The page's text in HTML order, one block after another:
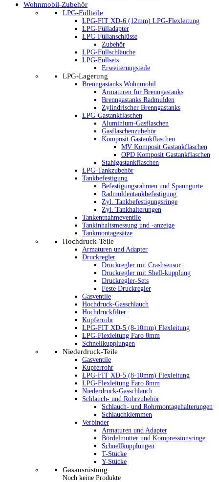
Wohnmobil-Zubehör
LPG-Füllteile
LPG-FIT XD-6 (12mm) LPG-Flexleitung
LPG-Fülladapter
LPG-Füllanschlüsse
Zubehör
LPG-Füllschläuche
LPG-Füllsets
Erweiterungsteile
LPG-Lagerung
Brenngastanks Wohnmobil
Armaturen für Brenngastanks
Brenngastanks Radmulden
Zylindrischer Brenngastanks
LPG-Gastankflaschen
Aluminium-Gasflaschen
Gasflaschenzubehör
Komposit Gastankflaschen
MV Komposit Gastankflaschen
OPD Komposit Gastankflaschen
Stahlgastankflaschen
LPG-Tankzubehör
Tankbefestigung
Befestigungsrahmen und Spanngurte
Radmuldentankbefestigung
Zyl. Tankbefestigungsringe
Zyl. Tankhalterungen
Tankentnahmeventile
Tankinhaltsmessung und -anzeige
Tankmontagesätze
Hochdruck-Teile
Armaturen und Adapter
Druckregler
Druckregler mit Crashsensor
Druckregler mit Shell-kupplung
Druckregler-Sets
Feste Druckregler
Gasventile
Hochdruck-Gasschlauch
Hochdruckfilter
Kupferrohr
LPG-FIT XD-5 (8-10mm) Flexleitung
LPG-Flexleitung Faro 8mm
Schnellkupplungen
Niederdruck-Teile
Gasventile
Kupferrohr
LPG-FIT XD-5 (8-10mm) Flexleitung
LPG-Flexleitung Faro 8mm
Niederdruck-Gasschlauch
Schlauch- und Rohrzubehör
Schlauch- und Rohrmontagehalterungen
Schlauchklemmen
Verbinder
Armaturen und Adapter
Bördelmutter und Kompressionsringe
Schnellkupplungen
T-Stücke
Y-Stücke
Gasausrüstung
Noch keine Produkte